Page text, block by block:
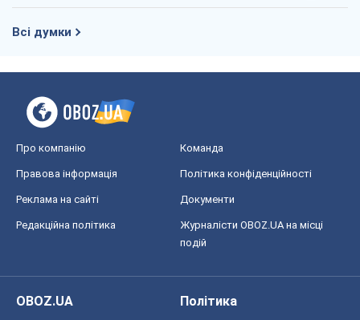
Всі думки
Про компанію Команда
Правова інформація Політика конфіденційності
Реклама на сайті Документи
Редакційна політика
Журналісти OBOZ.UA на місці
подій
OBOZ.UA
Політика